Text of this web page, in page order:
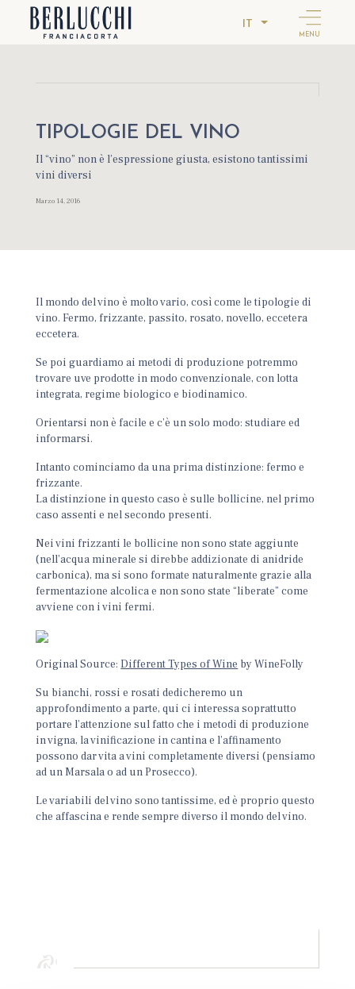
IT
MENU
TIPOLOGIE DEL VINO
Il “vino” non è l’espressione giusta, esistono tantissimi
vini diversi
Marzo 14, 2016
Il mondo del vino è molto vario, così come le tipologie di
vino. Fermo, frizzante, passito, rosato, novello, eccetera
eccetera.
Se poi guardiamo ai metodi di produzione potremmo
trovare uve prodotte in modo convenzionale, con lotta
integrata, regime biologico e biodinamico.
Orientarsi non è facile e c’è un solo modo: studiare ed
informarsi.
Intanto cominciamo da una prima distinzione: fermo e
frizzante.
La distinzione in questo caso è sulle bollicine, nel primo
caso assenti e nel secondo presenti.
Nei vini frizzanti le bollicine non sono state aggiunte
(nell’acqua minerale si direbbe addizionate di anidride
carbonica), ma si sono formate naturalmente grazie alla
fermentazione alcolica e non sono state “liberate” come
avviene con i vini fermi.
Original Source:Different Types of Wine by WineFolly
Su bianchi, rossi e rosati dedicheremo un
approfondimento a parte, qui ci interessa soprattutto
portare l’attenzione sul fatto che i metodi di produzione
in vigna, la vinificazione in cantina e l’affinamento
possono dar vita a vini completamente diversi (pensiamo
ad un Marsala o ad un Prosecco).
Le variabili del vino sono tantissime, ed è proprio questo
che affascina e rende sempre diverso il mondo del vino.